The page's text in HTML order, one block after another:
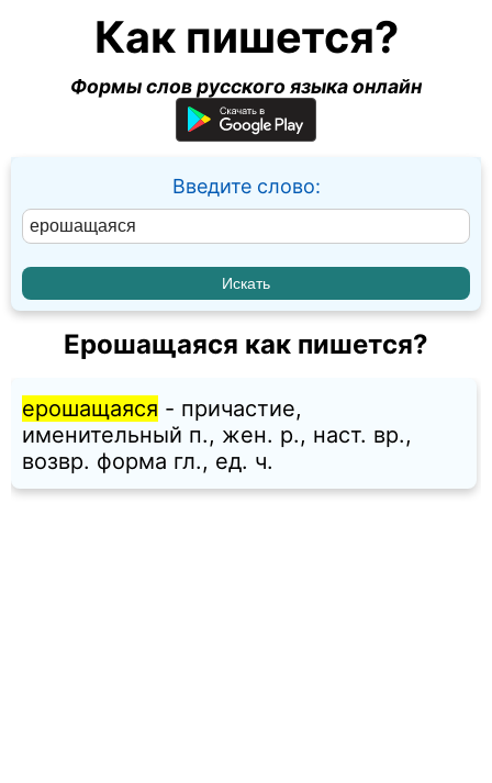
Как пишется?
Формы слов русского языка онлайн
Введите слово:
Ерошащаяся как пишется?
ерошащаяся - причастие,
именительный п., жен. p., наст. вр.,
возвр. форма гл., ед. ч.